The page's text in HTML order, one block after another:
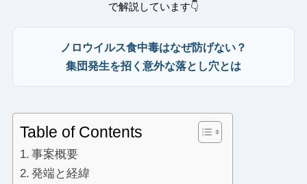
で解説しています👇
ノロウイルス食中毒はなぜ防げない？
集団発生を招く意外な落とし穴とは
Table of Contents
事案概要
発端と経緯